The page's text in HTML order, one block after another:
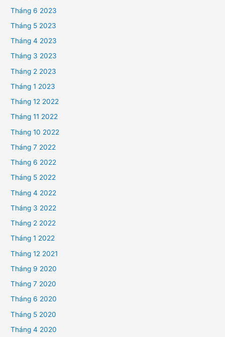
Tháng 6 2023
Tháng 5 2023
Tháng 4 2023
Tháng 3 2023
Tháng 2 2023
Tháng 1 2023
Tháng 12 2022
Tháng 11 2022
Tháng 10 2022
Tháng 7 2022
Tháng 6 2022
Tháng 5 2022
Tháng 4 2022
Tháng 3 2022
Tháng 2 2022
Tháng 1 2022
Tháng 12 2021
Tháng 9 2020
Tháng 7 2020
Tháng 6 2020
Tháng 5 2020
Tháng 4 2020